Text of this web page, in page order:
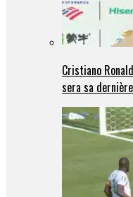
Cristiano
sera sa dernière